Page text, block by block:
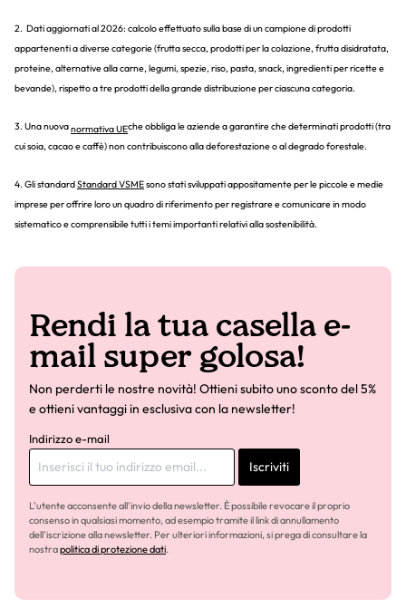
2. Dati aggiornati al 2026: calcolo effettuato sulla base di un campione di prodotti
appartenenti a diverse categorie (frutta secca, prodotti per la colazione, frutta disidratata,
proteine, alternative alla carne, legumi, spezie, riso, pasta, snack, ingredienti per ricette e
bevande), rispetto a tre prodotti della grande distribuzione per ciascuna categoria.
3. Una nuovanormativa UEche obbliga le aziende a garantire che determinati prodotti (tra
cui soia, cacao e caffè) non contribuiscono alla deforestazione o al degrado forestale.
4. Gli standardStandard VSMEsono stati sviluppati appositamente per le piccole e medie
imprese per offrire loro un quadro di riferimento per registrare e comunicare in modo
sistematico e comprensibile tutti i temi importanti relativi alla sostenibilità.
Rendi la tua casella e-
mail super golosa!
Non perderti le nostre novità! Ottieni subito uno sconto del 5%
e ottieni vantaggi in esclusiva con la newsletter!
Indirizzo e-mail
Iscriviti
L'utente acconsente all'invio della newsletter. È possibile revocare il proprio
consenso in qualsiasi momento, ad esempio tramite il link di annullamento
dell'iscrizione alla newsletter. Per ulteriori informazioni, si prega di consultare la
nostrapolitica di protezione dati.